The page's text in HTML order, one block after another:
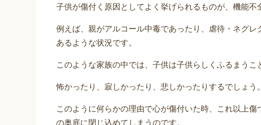
子供が傷付く原因としてよく挙げられるものが、機能不
例えば、親がアルコール中毒であったり、虐待・ネグ
あるような状況です。
このような家族の中では、子供は子供らしくふるまうこ
怖かったり、寂しかったり、悲しかったりするでしょう。
このように何らかの理由で心が傷付いた時、これ以上
の奥底に閉じ込めてしまうのです。